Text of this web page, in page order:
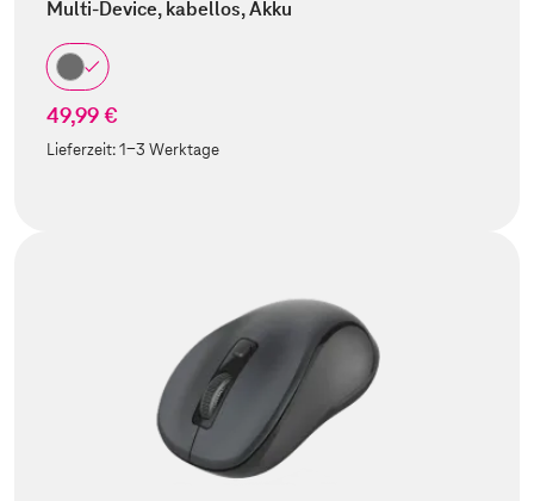
Multi-Device, kabellos, Akku
49,99 €
Lieferzeit:1-3 Werktage